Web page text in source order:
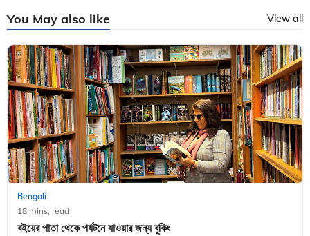
You May also like View all
Bengali
18 mins, read
বইয়ের পাতা থেকে পর্যটনে যাওয়ার জন্য বুকিং